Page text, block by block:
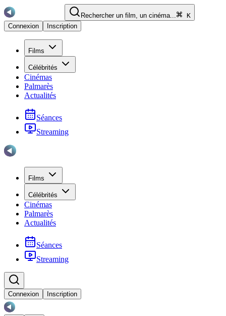
Rechercher un film, un cinéma...
K
Connexion
Inscription
Films
Célébrités
Cinémas
Palmarès
Actualités
Séances
Streaming
Films
Célébrités
Cinémas
Palmarès
Actualités
Séances
Streaming
Connexion Inscription